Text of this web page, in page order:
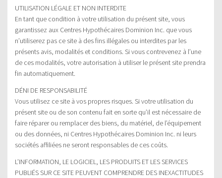
UTILISATION LÉGALE ET NON INTERDITE
En tant que condition à votre utilisation du présent site, vous
garantissez aux Centres Hypothécaires Dominion Inc. que vous
n’utiliserez pas ce site à des fins illégales ou interdites par les
présents avis, modalités et conditions. Si vous contrevenez à l’une
de ces modalités, votre autorisation à utiliser le présent site prendra
fin automatiquement.
DÉNI DE RESPONSABILITÉ
Vous utilisez ce site à vos propres risques. Si votre utilisation du
présent site ou de son contenu fait en sorte qu’il est nécessaire de
faire réparer ou remplacer des biens, du matériel, de l’équipement
ou des données, ni Centres Hypothécaires Dominion Inc. ni leurs
sociétés affiliées ne seront responsables de ces coûts.
L’INFORMATION, LE LOGICIEL, LES PRODUITS ET LES SERVICES
PUBLIÉS SUR CE SITE PEUVENT COMPRENDRE DES INEXACTITUDES